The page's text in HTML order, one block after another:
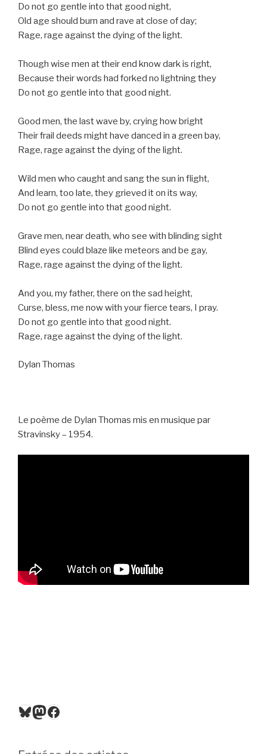
Do not go gentle into that good night,
Old age should burn and rave at close of day;
Rage, rage against the dying of the light.
Though wise men at their end know dark is right,
Because their words had forked no lightning they
Do not go gentle into that good night.
Good men, the last wave by, crying how bright
Their frail deeds might have danced in a green bay,
Rage, rage against the dying of the light.
Wild men who caught and sang the sun in flight,
And learn, too late, they grieved it on its way,
Do not go gentle into that good night.
Grave men, near death, who see with blinding sight
Blind eyes could blaze like meteors and be gay,
Rage, rage against the dying of the light.
And you, my father, there on the sad height,
Curse, bless, me now with your fierce tears, I pray.
Do not go gentle into that good night.
Rage, rage against the dying of the light.
Dylan Thomas
Le poème de Dylan Thomas mis en musique par
Stravinsky – 1954.
Bluesky
Mastodon
Facebook